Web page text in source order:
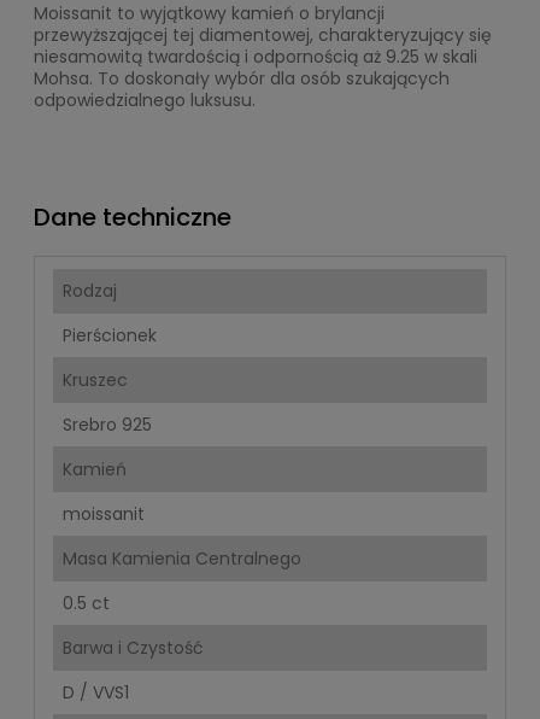
Moissanit to wyjątkowy kamień o brylancji
przewyższającej tej diamentowej, charakteryzujący się
niesamowitą twardością i odpornością aż 9.25 w skali
Mohsa. To doskonały wybór dla osób szukających
odpowiedzialnego luksusu.
Dane techniczne
Rodzaj
Pierścionek
Kruszec
Srebro 925
Kamień
moissanit
Masa Kamienia Centralnego
0.5 ct
Barwa i Czystość
D / VVS1